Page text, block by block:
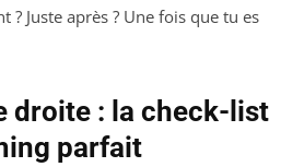
? Juste après ? Une fois que tu es
droite : la check-list
parfait